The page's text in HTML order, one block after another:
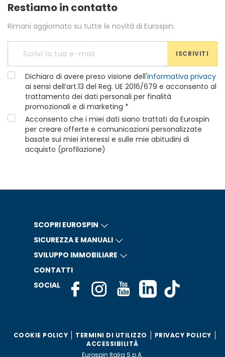
Restiamo in contatto
Rimani aggiornato su tutte le novità di Eurospin.
ISCRIVITI
Dichiaro di avere preso visione dell'informativa privacy
ai sensi dell’art.13 del Reg. UE 2016/679 e acconsento al
trattamento dei dati personali per finalità
promozionali e di marketing *
Acconsento che i miei dati siano trattati da Eurospin
per creare offerte e comunicazioni personalizzate
basate sui miei interessi e sulle mie abitudini di
acquisto (profilazione)
SCOPRI EUROSPIN
SICUREZZA E MANUALI
SVILUPPO IMMOBILIARE
CONTATTI
SOCIAL
COOKIE POLICY TERMINI DI UTILIZZO
PRIVACY POLICY
ACCESSIBILITÀ
Eurospin Italia S.p.A.